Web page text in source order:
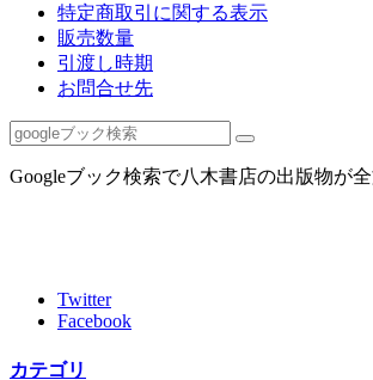
特定商取引に関する表示
販売数量
引渡し時期
お問合せ先
Googleブック検索で八木書店の出版物が全
Twitter
Facebook
カテゴリ